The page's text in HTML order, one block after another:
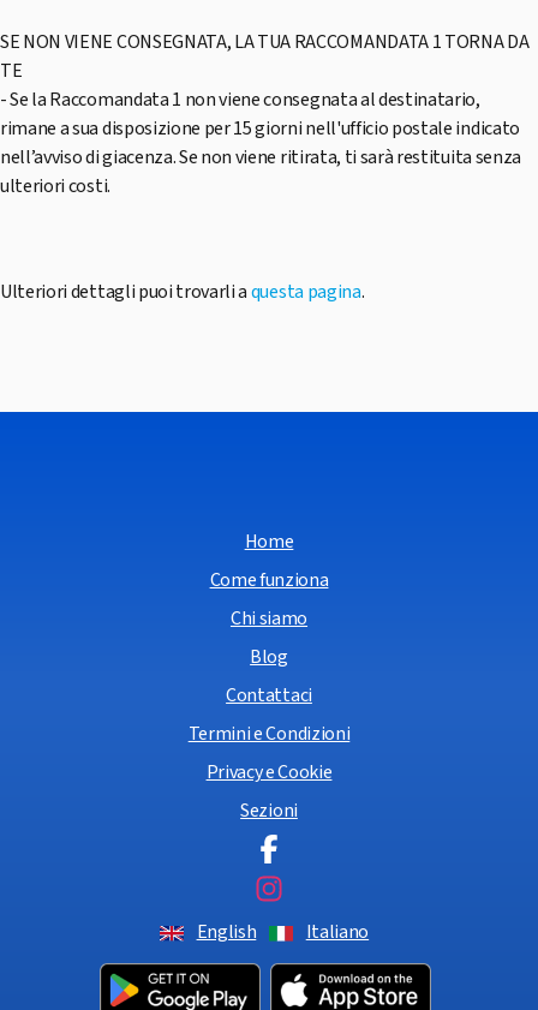
SE NON VIENE CONSEGNATA, LA TUA RACCOMANDATA 1 TORNA DA
TE
- Se la Raccomandata 1 non viene consegnata al destinatario,
rimane a sua disposizione per 15 giorni nell'ufficio postale indicato
nell’avviso di giacenza. Se non viene ritirata, ti sarà restituita senza
ulteriori costi.
Ulteriori dettagli puoi trovarli aquesta pagina.
Home
Come funziona
Chi siamo
Blog
Contattaci
Termini e Condizioni
Privacy e Cookie
Sezioni
English Italiano